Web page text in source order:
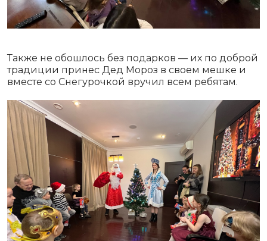
Также не обошлось без подарков — их по доброй
традиции принес Дед Мороз в своем мешке и
вместе со Снегурочкой вручил всем ребятам.